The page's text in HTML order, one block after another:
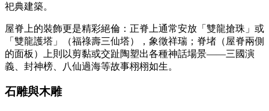
祀典建築。
屋脊上的裝飾更是精彩絕倫：正脊上通常安放「雙龍搶珠」或
「雙龍護塔」（福祿壽三仙塔），象徵祥瑞；脊堵（屋脊兩側
的面板）上則以剪黏或交趾陶塑出各種神話場景——三國演
義、封神榜、八仙過海等故事栩栩如生。
石雕與木雕